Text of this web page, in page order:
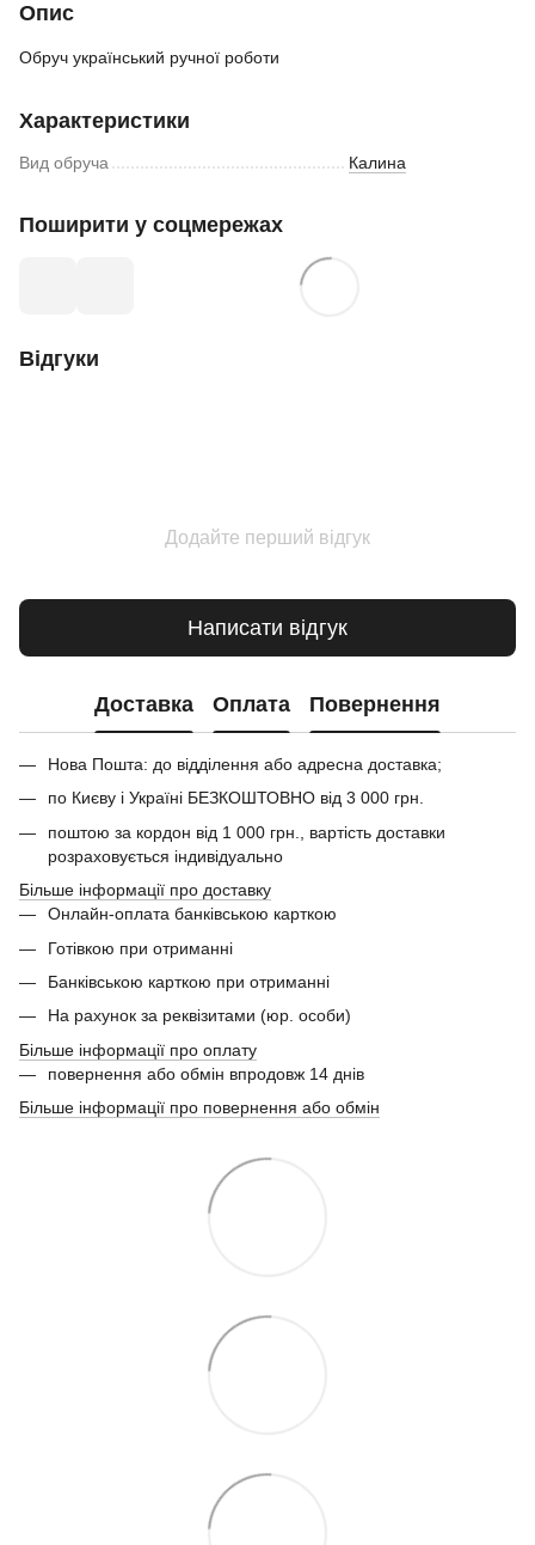
Опис
Обруч український ручної роботи
Характеристики
Вид обруча Калина
Поширити у соцмережах
Відгуки
Додайте перший відгук
Написати відгук
Доставка Оплата Повернення
Нова Пошта: до відділення або адресна доставка;
по Києву і Україні БЕЗКОШТОВНО від 3 000 грн.
поштою за кордон від 1 000 грн., вартість доставки
розраховується індивідуально
Більше інформації про доставку
Онлайн-оплата банківською карткою
Готівкою при отриманні
Банківською карткою при отриманні
На рахунок за реквізитами (юр. особи)
Більше інформації про оплату
повернення або обмін впродовж 14 днів
Більше інформації про повернення або обмін